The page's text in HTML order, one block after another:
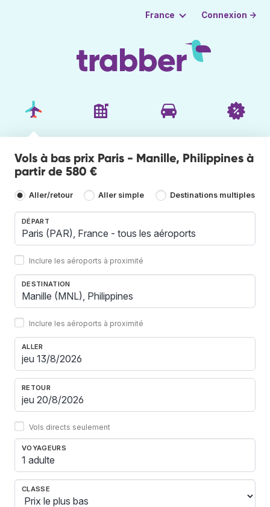
France Connexion →
Vols à bas prix Paris - Manille, Philippines à
partir de 580 €
Aller/retour Aller simple Destinations multiples
DÉPART
Inclure les aéroports à proximité
DESTINATION
Inclure les aéroports à proximité
ALLER
RETOUR
Vols directs seulement
VOYAGEURS
1 adulte
CLASSE